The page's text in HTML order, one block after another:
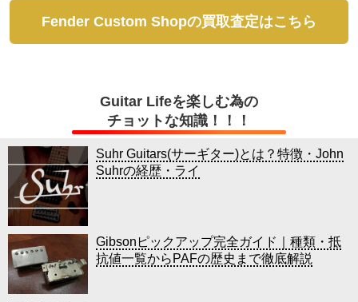
Fender Custom Shopの買取査定はこちら
Guitar Lifeを楽しむ為の
チョットな知識！！！
Suhr Guitars(サーギター)とは？特徴・John
Suhrの経歴・ライ
Gibsonピックアップ完全ガイド｜種類・抵
抗値一覧からPAFの歴史まで徹底解説